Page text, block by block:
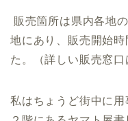
販売箇所は県内各地
地にあり、販売開始
た。（詳しい販売窓口
私はちょうど街中に